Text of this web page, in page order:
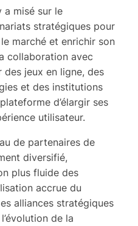
a misé sur le
stratégiques pour
marché et enrichir son
collaboration avec
jeux en ligne, des
et des institutions
d’élargir ses
utilisateur.
de partenaires de
diversifié,
plus fluide des
accrue du
alliances stratégiques
de la